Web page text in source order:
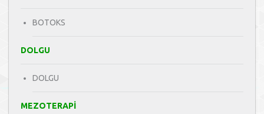
BOTOKS
DOLGU
DOLGU
MEZOTERAPİ